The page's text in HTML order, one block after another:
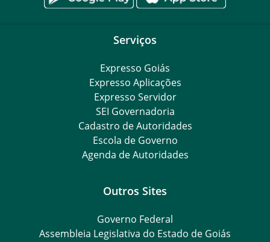
Serviços
Expresso Goiás
Expresso Aplicações
Expresso Servidor
SEI Governadoria
Cadastro de Autoridades
Escola de Governo
Agenda de Autoridades
Outros Sites
Governo Federal
Assembleia Legislativa do Estado de Goiás